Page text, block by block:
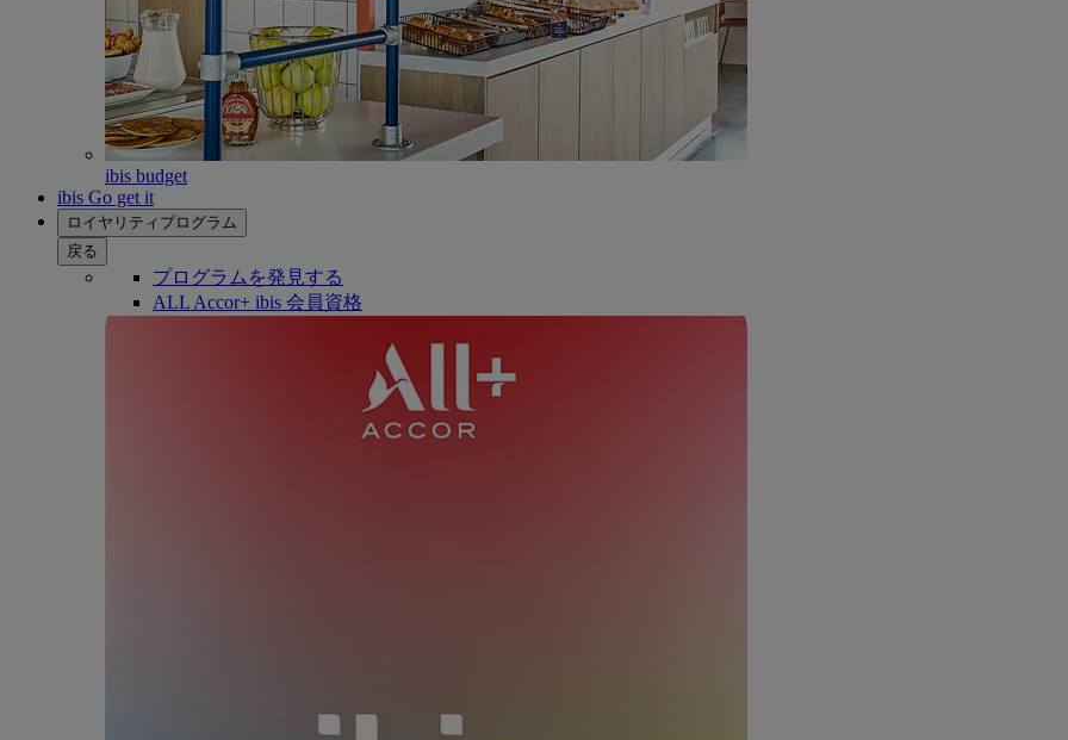
ibis budget
ibis Go get it
ロイヤリティプログラム
戻る
プログラムを発見する
ALL Accor+ ibis 会員資格